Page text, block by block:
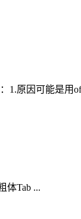
原因可能是用
体Tab ...